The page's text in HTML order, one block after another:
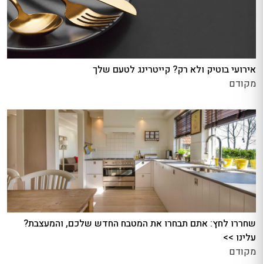
אירועי בוטיק ולא רק? קייטרינג לטעם שלך
מקודם
שחררו לחץ: אתם תבחרו את המטבח החדש שלכם, והמעצבת?
עלינו >>
מקודם